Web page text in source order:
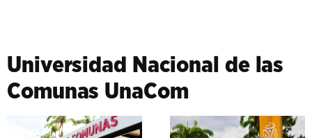
Universidad Nacional de las
Comunas UnaCom